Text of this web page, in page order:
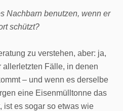
Nachbarn benutzen, wenn er
schützt?
zu verstehen, aber: ja,
allerletzten Fälle, in denen
– und wenn es derselbe
eine Eisenmülltonne das
ist es sogar so etwas wie